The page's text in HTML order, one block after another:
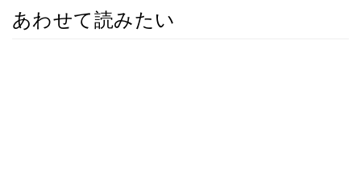
あわせて読みたい